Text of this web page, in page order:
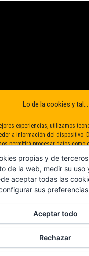
Lo de la cookies y tal...
experiencias, utilizamos
a información del dispositivo.
permitirá procesar datos como
afectar negativamente a
De ninguna manera
Veámos que hay aquí
propias y de
de la web, medir su uso
aceptar todas las
sus preferencias.
Aceptar todo
Rechazar